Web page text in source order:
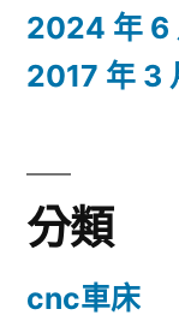
2024 年 6
2017 年 3
分類
cnc車床